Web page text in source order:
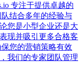
专注于提供卓越的
结合多年的经验与
您是小型企业还是大
现并吸引更多合格客
您的营销策略有效
我们的专家团队管理